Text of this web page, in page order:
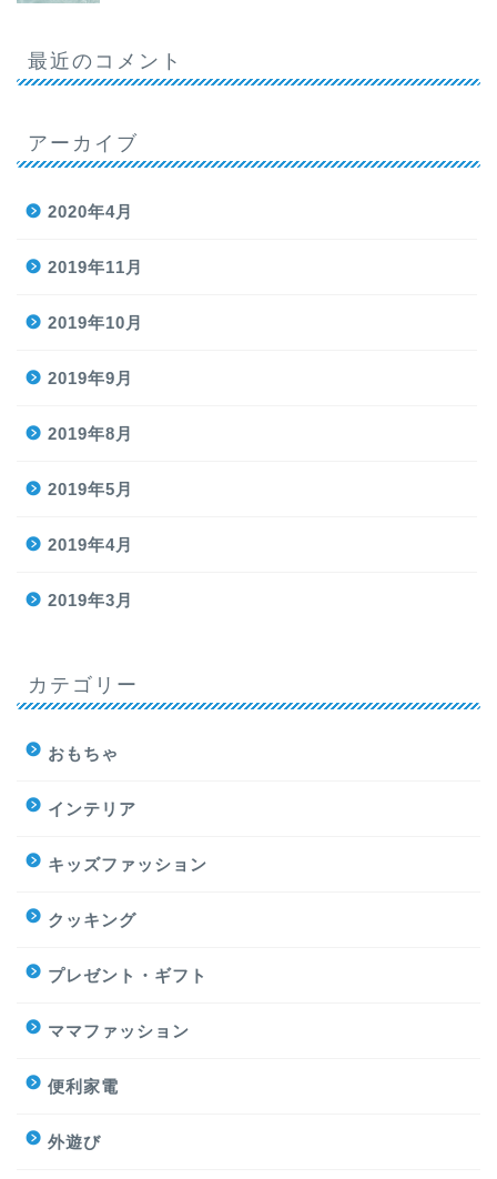
最近のコメント
アーカイブ
2020年4月
2019年11月
2019年10月
2019年9月
2019年8月
2019年5月
2019年4月
2019年3月
カテゴリー
おもちゃ
インテリア
キッズファッション
クッキング
プレゼント・ギフト
ママファッション
便利家電
外遊び